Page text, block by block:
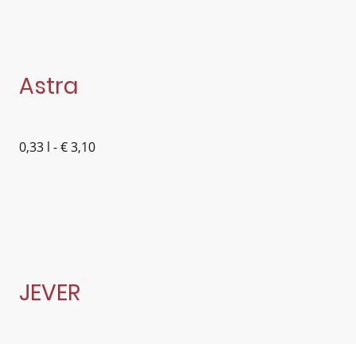
Astra
0,33 l - € 3,10
JEVER